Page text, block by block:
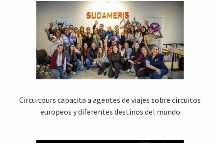
Circuitours capacita a agentes de viajes sobre circuitos
europeos y diferentes destinos del mundo